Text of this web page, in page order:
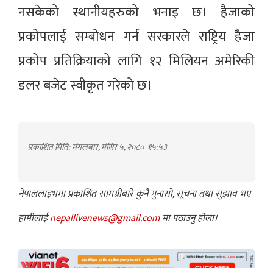
नसकेको स्थानीयहरुको भनाइ छ। हैजाको
प्रकोपलाई सम्बोधन गर्न सरकारले राष्ट्रिय हैजा
प्रकोप प्रतिक्रियाको लागि १२ मिलियन अमेरिकी
डलर बजेट स्वीकृत गरेको छ।
प्रकाशित मिति: मंगलबार, मंसिर ५, २०८० १५:५३
नेपाललाइभमा प्रकाशित सामग्रीबारे कुनै गुनासो, सूचना तथा सुझाव भए
हामीलाईnepallivenews@gmail.comमा पठाउनु होला।